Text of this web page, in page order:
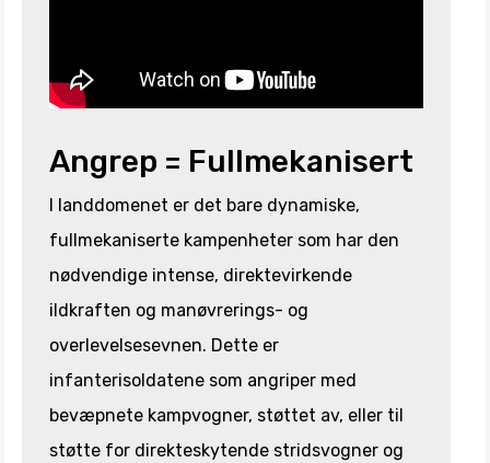
Angrep = Fullmekanisert
I landdomenet er det bare dynamiske,
fullmekaniserte kampenheter som har den
nødvendige intense, direktevirkende
ildkraften og manøvrerings- og
overlevelsesevnen. Dette er
infanterisoldatene som angriper med
bevæpnete kampvogner, støttet av, eller til
støtte for direkteskytende stridsvogner og